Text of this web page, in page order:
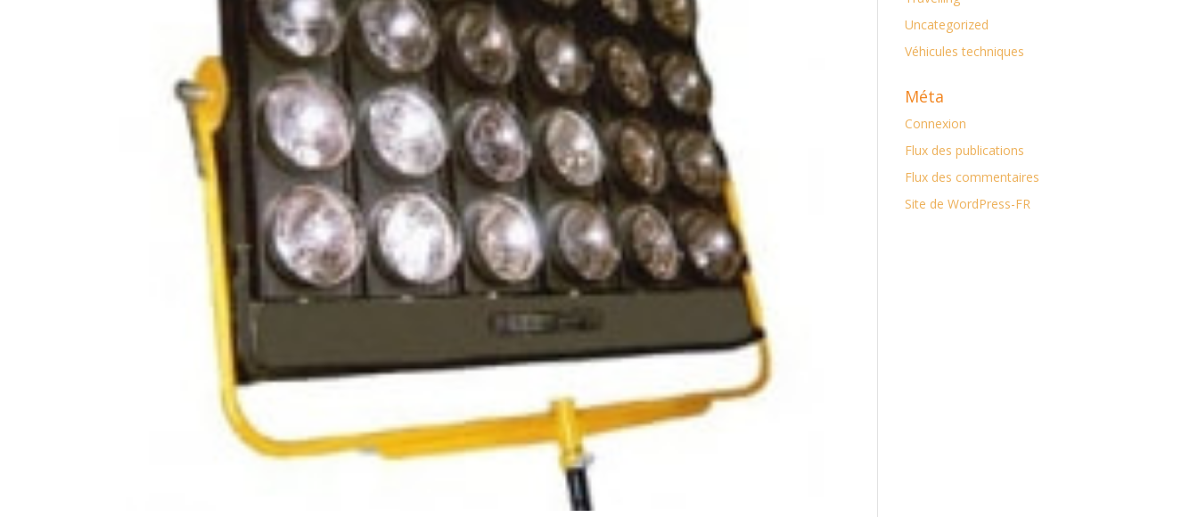
Uncategorized
Véhicules techniques
Méta
Connexion
Flux des publications
Flux des commentaires
Site de WordPress-FR